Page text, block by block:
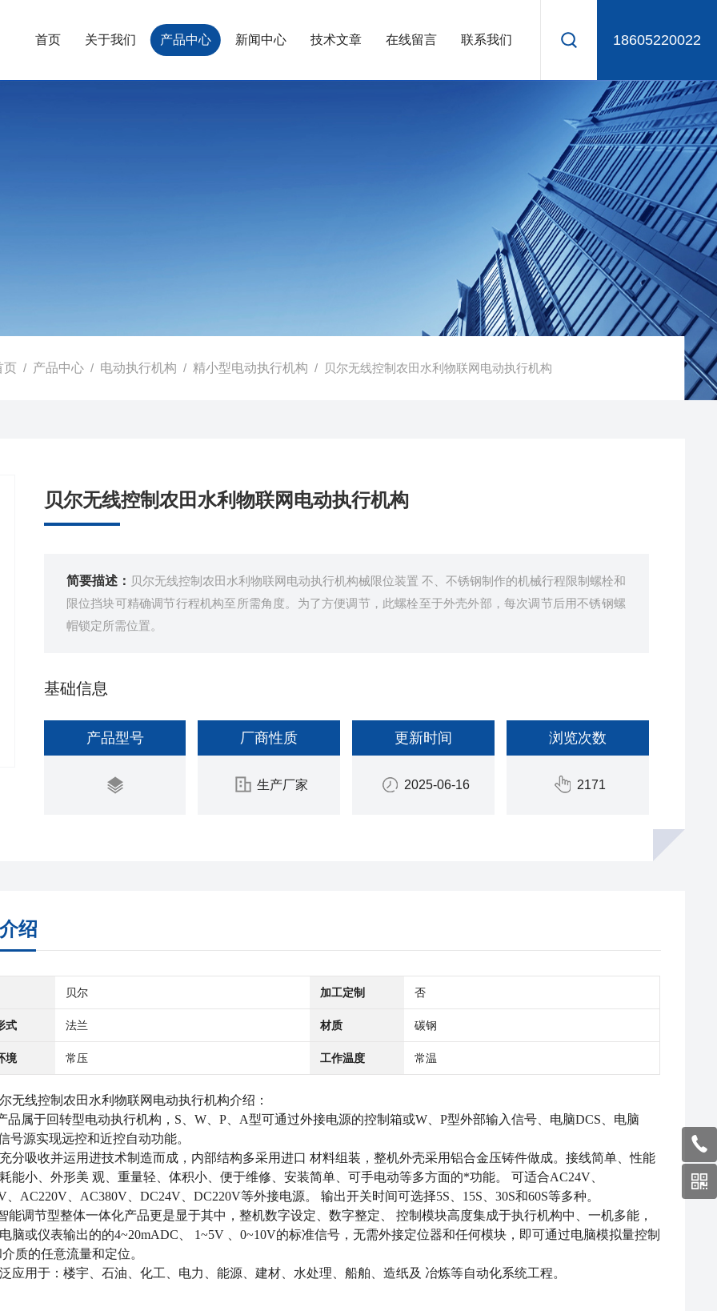
18605220022
首页 关于我们 产品中心 新闻中心 技术文章 在线留言 联系我们
页 / 产品中心 / 电动执行机构 / 精小型电动执行机构 / 贝尔无线控制农田水利物联网电动执行机构
贝尔无线控制农田水利物联网电动执行机构
简要描述： 贝尔无线控制农田水利物联网电动执行机构械限位装置 不、不锈钢制作的机械行程限制螺栓和
限位挡块可精确调节行程机构至所需角度。为了方便调节，此螺栓至于外壳外部，每次调节后用不锈钢螺
帽锁定所需位置。
基础信息
产品型号 厂商性质
生产厂家
更新时间
2025-06-16
浏览次数
2171
绍
贝尔 加工定制 否
式 法兰 材质 碳钢
境 常压 工作温度 常温
无线控制农田水利物联网电动执行机构介绍：
品属于回转型电动执行机构，S、W、P、A型可通过外接电源的控制箱或W、P型外部输入信号、电脑DCS、电脑
号源实现远控和近控自动功能。
分吸收并运用进技术制造而成，内部结构多采用进口 材料组装，整机外壳采用铝合金压铸件做成。接线简单、性能
能小、外形美 观、重量轻、体积小、便于维修、安装简单、可手电动等多方面的*功能。 可适合AC24V、
、AC220V、AC380V、DC24V、DC220V等外接电源。 输出开关时间可选择5S、15S、30S和60S等多种。
能调节型整体一体化产品更是显于其中，整机数字设定、数字整定、 控制模块高度集成于执行机构中、一机多能，
脑或仪表输出的的4~20mADC、 1~5V 、0~10V的标准信号，无需外接定位器和任何模块，即可通过电脑模拟量控制
质的任意流量和定位。
应用于：楼宇、石油、化工、电力、能源、建材、水处理、船舶、造纸及 冶炼等自动化系统工程。